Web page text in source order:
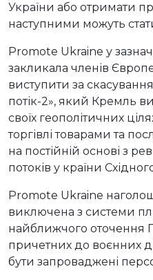
України або отримати
наступними можуть
Promote Ukraine у
закликала членів
виступити за
потік-2», який Кремль
своїх геополітичних
торгівлі товарами та
на постійній основі з
потоків у країни
Promote Ukraine
виключена з системи
найближчого оточення
причетних до воєнних
бути запроваджені